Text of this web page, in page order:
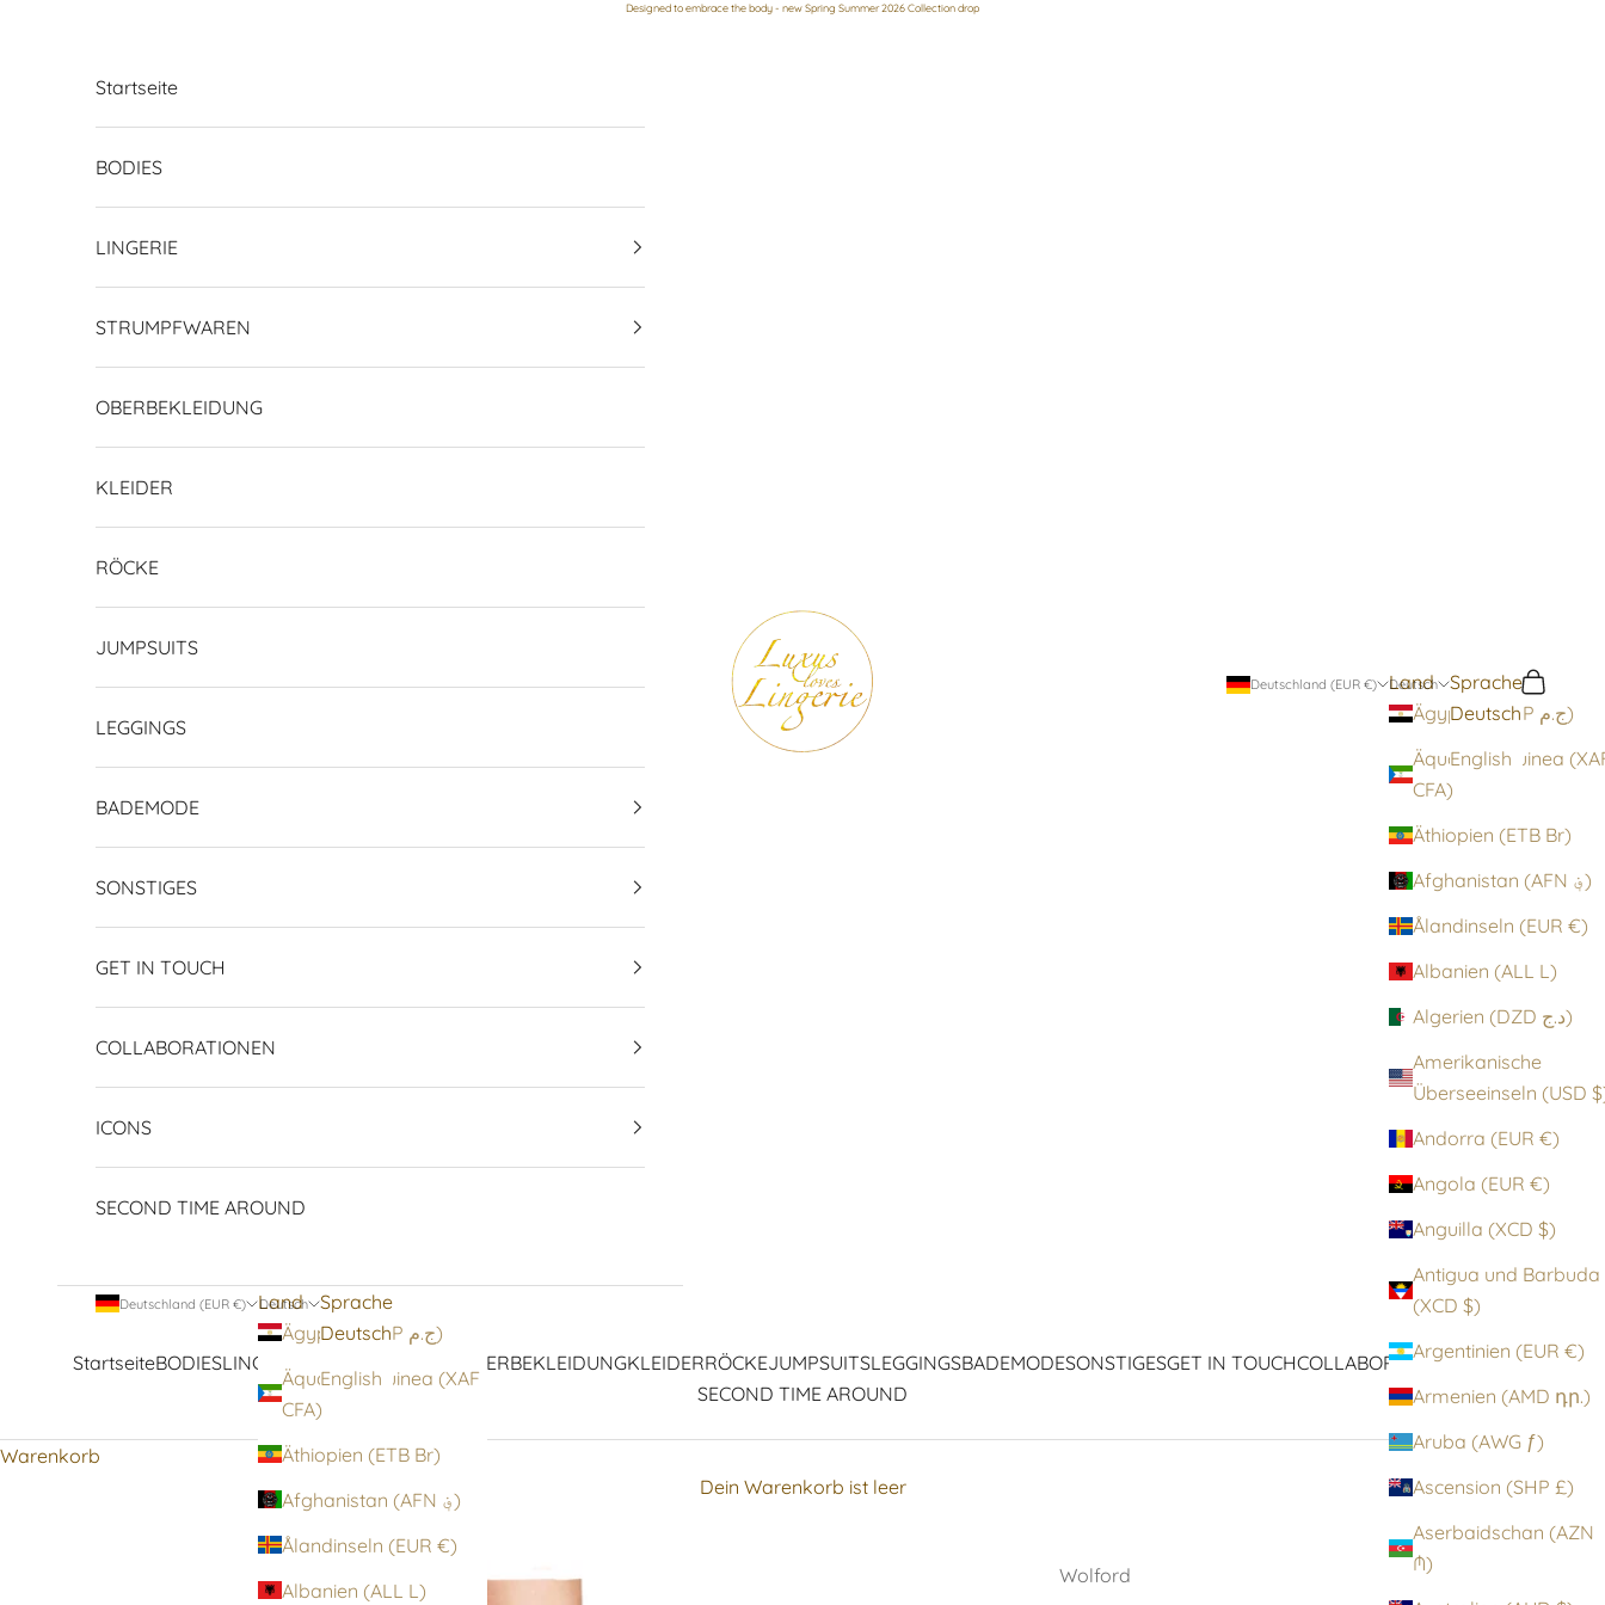
Designed to embrace the body - new Spring Summer 2026 Collection drop
Luxus loves Lingerie
StartseiteBODIESLINGERIE OBERBEKLEIDUNGKLEIDERRÖCKEJUMPSUITSLEGGINGSBADEMODESONSTIGESGET IN TOUCHCOLLABORATIONENICONS
SECOND TIME AROUND
Deutschland (EUR €)
Land
Ägypten (EGP ج.م)
Äquatorialguinea
CFA)
Äthiopien (ETB Br)
Afghanistan (AFN ؋)
Ålandinseln (EUR €)
Albanien (ALL L)
Algerien (DZD د.ج)
Amerikanische
Andorra (EUR €)
Angola (EUR €)
Anguilla (XCD $)
Antigua und Barbuda
(XCD $)
Argentinien (EUR €)
Armenien (AMD դր.)
Aruba (AWG ƒ)
Ascension (SHP £)
Aserbaidschan (AZN
₼)
Deutsch
Sprache
Deutsch
English
Suchen
Startseite
BODIES
LINGERIE
STRUMPFWAREN
OBERBEKLEIDUNG
KLEIDER
RÖCKE
JUMPSUITS
LEGGINGS
BADEMODE
SONSTIGES
GET IN TOUCH
COLLABORATIONEN
ICONS
SECOND TIME AROUND
Deutschland (EUR €)
Land
Ägypten (EGP ج.م)
Äquatorialguinea (XAF
CFA)
Äthiopien (ETB Br)
Afghanistan (AFN ؋)
Ålandinseln (EUR €)
Albanien (ALL L)
Deutsch
Sprache
Deutsch
English
Warenkorb
Dein Warenkorb ist leer
Wolford